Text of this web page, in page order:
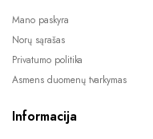
Mano paskyra
Norų sąrašas
Privatumo politika
Asmens duomenų tvarkymas
Informacija